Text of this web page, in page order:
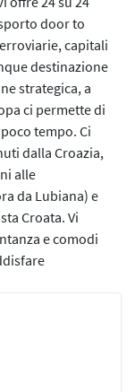
door to
capitali
destinazione
strategica, a
ci permette di
tempo. Ci
dalla Croazia,
alle
da Lubiana) e
Croata. Vi
e comodi